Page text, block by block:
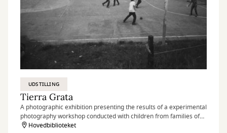
UDSTILLING
Tierra Grata
A photographic exhibition presenting the results of a experimental
photography workshop conducted with children from families of
peace signatories and nearby communities in the village of Tierra
Hovedbiblioteket